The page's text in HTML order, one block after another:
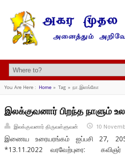
You Are Here : Home» Tag » நா.இளங்கோ
இலக்குவனார் பிறந்த நாளும்
இலக்குவனார் திருவள்ளுவன் 10
இணைய உரையரங்கம் ஐப்பசி 27,
*13.11.2022 வரவேற்புரை: